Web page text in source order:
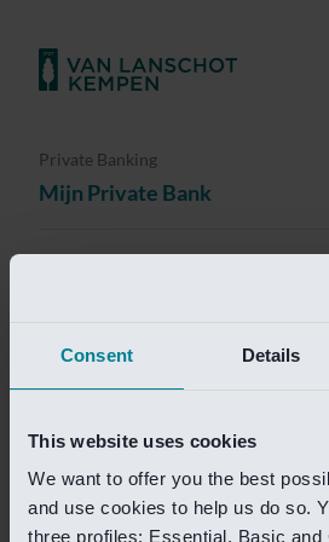
Consent Details
This website uses cookies
We want to offer you the best
and use cookies to help us do so.
three profiles: Essential, Basic and
Private Banking
Mijn Private Bank
Investment Banking
Van Lanschot Kempen
Helaas is deze